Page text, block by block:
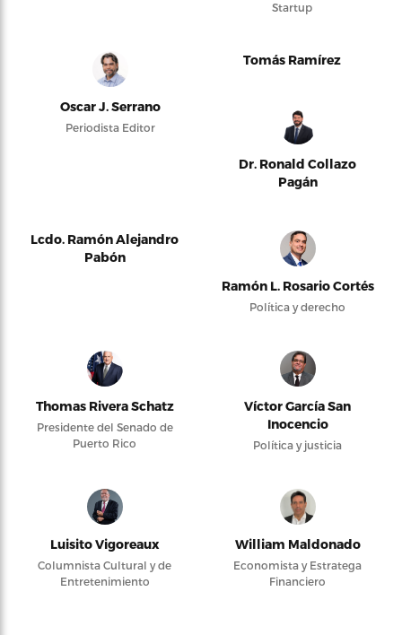
Startup
Oscar J. Serrano
Periodista Editor
Tomás Ramírez
Dr. Ronald Collazo
Pagán
Lcdo. Ramón Alejandro
Pabón
Ramón L. Rosario Cortés
Política y derecho
Thomas Rivera Schatz
Presidente del Senado de
Puerto Rico
Víctor García San
Inocencio
Política y justicia
Luisito Vigoreaux
Columnista Cultural y de
Entretenimiento
William Maldonado
Economista y Estratega
Financiero